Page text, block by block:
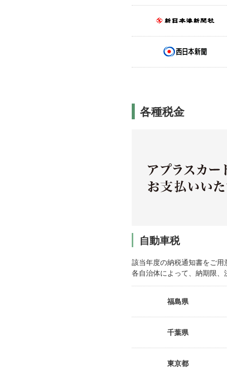
各種税金
自動車税
該当年度の納税通知書をご用
各自治体によって、納期限
福島県
千葉県
東京都